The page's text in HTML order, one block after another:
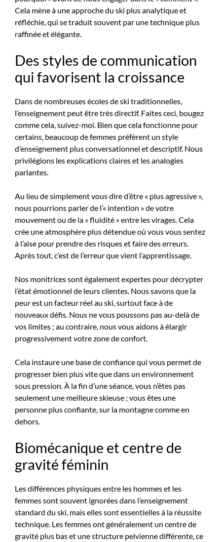
Cela mène à une approche du ski plus analytique et
réfléchie, qui se traduit souvent par une technique plus
raffinée et élégante.
Des styles de communication
qui favorisent la croissance
Dans de nombreuses écoles de ski traditionnelles,
l’enseignement peut être très directif. Faites ceci, bougez
comme cela, suivez-moi. Bien que cela fonctionne pour
certains, beaucoup de femmes préfèrent un style
d’enseignement plus conversationnel et descriptif. Nous
privilégions les explications claires et les analogies
parlantes.
Au lieu de simplement vous dire d’être « plus agressive »,
nous pourrions parler de l’« intention » de votre
mouvement ou de la « fluidité » entre les virages. Cela
crée une atmosphère plus détendue où vous vous sentez
à l’aise pour prendre des risques et faire des erreurs.
Après tout, c’est de l’erreur que vient l’apprentissage.
Nos monitrices sont également expertes pour décrypter
l’état émotionnel de leurs clientes. Nous savons que la
peur est un facteur réel au ski, surtout face à de
nouveaux défis. Nous ne vous poussons pas au-delà de
vos limites ; au contraire, nous vous aidons à élargir
progressivement votre zone de confort.
Cela instaure une base de confiance qui vous permet de
progresser bien plus vite que dans un environnement
sous pression. À la fin d’une séance, vous n’êtes pas
seulement une meilleure skieuse ; vous êtes une
personne plus confiante, sur la montagne comme en
dehors.
Biomécanique et centre de
gravité féminin
Les différences physiques entre les hommes et les
femmes sont souvent ignorées dans l’enseignement
standard du ski, mais elles sont essentielles à la réussite
technique. Les femmes ont généralement un centre de
gravité plus bas et une structure pelvienne différente, ce